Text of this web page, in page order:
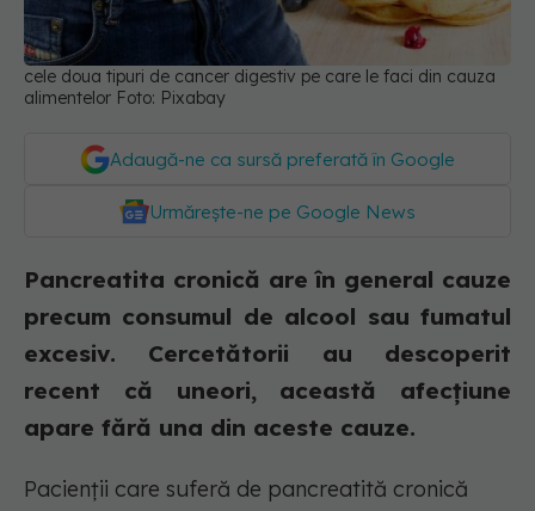
cele doua tipuri de cancer digestiv pe care le faci din cauza
alimentelor Foto: Pixabay
Adaugă-ne ca sursă preferată în Google
Urmărește-ne pe Google News
Pancreatita cronică are în general cauze
precum consumul de alcool sau fumatul
excesiv. Cercetătorii au descoperit
recent că uneori, această afecțiune
apare fără una din aceste cauze.
Pacienții care suferă de pancreatită cronică